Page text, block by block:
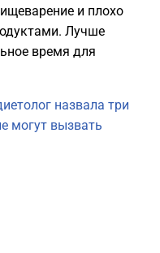
и плохо
Лучше
время для
назвала три
могут вызвать